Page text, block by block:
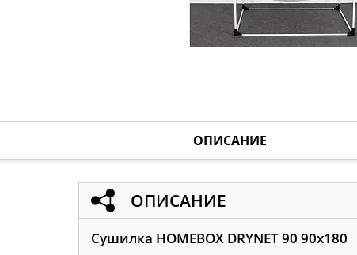
ОПИСАНИЕ
ОПИСАНИЕ
Сушилка HOMEBOX DRYNET 90 90x180